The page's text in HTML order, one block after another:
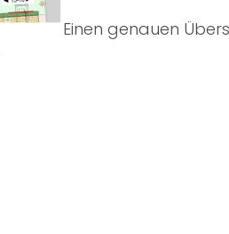
Einen genauen